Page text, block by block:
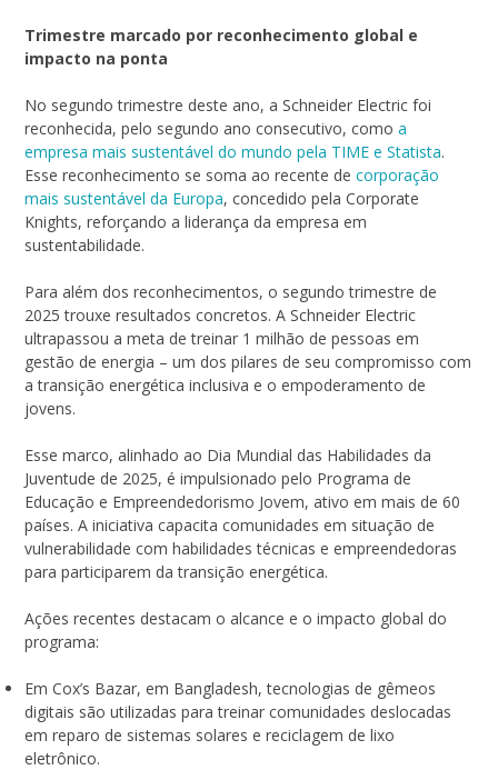
Trimestre marcado por reconhecimento global e
impacto na ponta
No segundo trimestre deste ano, a Schneider Electric foi
reconhecida, pelo segundo ano consecutivo, comoa
empresa mais sustentável do mundo pela TIME e Statista.
Esse reconhecimento se soma ao recente decorporação
mais sustentável da Europa, concedido pela Corporate
Knights, reforçando a liderança da empresa em
sustentabilidade.
Para além dos reconhecimentos, o segundo trimestre de
2025 trouxe resultados concretos. A Schneider Electric
ultrapassou a meta de treinar 1 milhão de pessoas em
gestão de energia – um dos pilares de seu compromisso com
a transição energética inclusiva e o empoderamento de
jovens.
Esse marco, alinhado ao Dia Mundial das Habilidades da
Juventude de 2025, é impulsionado pelo Programa de
Educação e Empreendedorismo Jovem, ativo em mais de 60
países. A iniciativa capacita comunidades em situação de
vulnerabilidade com habilidades técnicas e empreendedoras
para participarem da transição energética.
Ações recentes destacam o alcance e o impacto global do
programa:
Em Cox’s Bazar, em Bangladesh, tecnologias de gêmeos
digitais são utilizadas para treinar comunidades deslocadas
em reparo de sistemas solares e reciclagem de lixo
eletrônico.